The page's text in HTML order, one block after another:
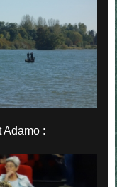
Adamo :